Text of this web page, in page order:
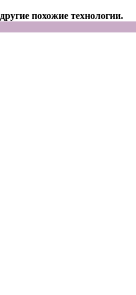
похожие технологии.